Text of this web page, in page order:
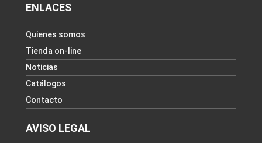
ENLACES
Quienes somos
Tienda on-line
Noticias
Catálogos
Contacto
AVISO LEGAL